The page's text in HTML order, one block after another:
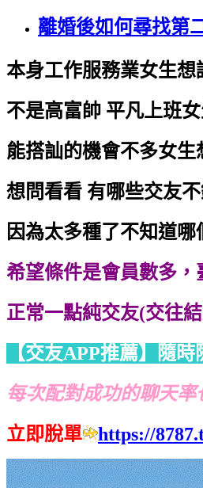
離婚後如何尋找第
本身工作服務業女生
不是高富帥 平凡上班
能搭訕的機會不多女
想問看看 有哪些交友
因為太多種了不知道哪
希望條件是會員數多，
正常一點純交友(交往
【交友APP推薦】隨
每次配對成功的聊天率
立即脫單
https://